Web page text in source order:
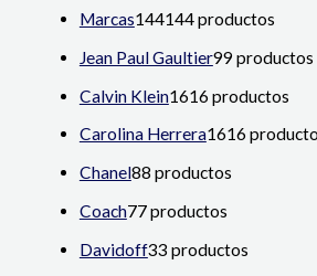
Marcas144144 productos
Jean Paul Gaultier99 productos
Calvin Klein1616 productos
Carolina Herrera1616
Chanel88 productos
Coach77 productos
Davidoff33 productos